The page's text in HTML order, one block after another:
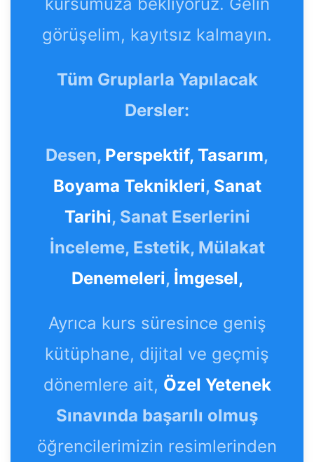
görüşelim, kayıtsız kalmayın.
Tüm Gruplarla Yapılacak
Dersler:
Desen, Perspektif, Tasarım,
Boyama Teknikleri, Sanat
Tarihi, Sanat Eserlerini
İnceleme, Estetik, Mülakat
Denemeleri, İmgesel,
Ayrıca kurs süresince geniş
kütüphane, dijital ve geçmiş
dönemlere ait, Özel Yetenek
Sınavında başarılı olmuş
öğrencilerimizin resimlerinden